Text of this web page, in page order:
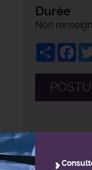
Durée
Non
Share